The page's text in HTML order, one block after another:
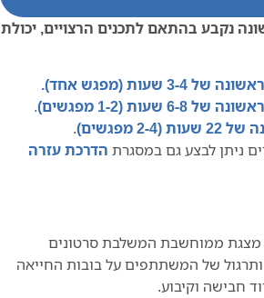
נקבע בהתאם לתכנים הרצויים, יכולת
שעות (מפגש אחד).
(1-2 מפגשים)
.
4 מפגשים)
.
ניתן לבצע גם במסגרת הדרכת עזרה
מצגת ממוחשבת המשלבת סרטונים
של המשתתפים על בובות החייאה
חבישה וקיבוע.